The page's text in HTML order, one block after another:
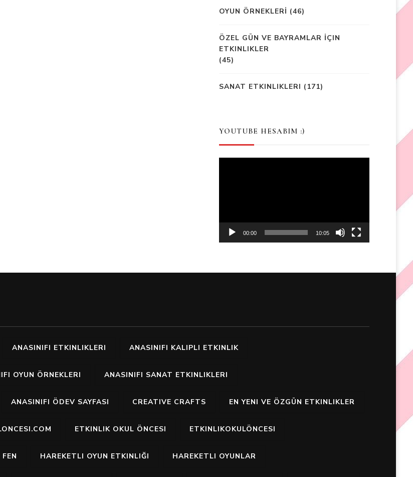
OYUN ÖRNEKLERİ (46)
ÖZEL GÜN VE BAYRAMLAR İÇIN
ETKINLIKLER
(45)
SANAT ETKINLIKLERI (171)
YOUTUBE HESABIM :)
00:00 10:05
ANASINIFI ETKINLIKLERI ANASINIFI KALIPLI ETKINLIK
OYUN ÖRNEKLERI ANASINIFI SANAT ETKINLIKLERI
ANASINIFI ÖDEV SAYFASI CREATIVE CRAFTS EN YENI VE ÖZGÜN ETKINLIKLER
ETKINLIK OKUL ÖNCESI ETKINLIKOKULÖNCESI
FEN HAREKETLI OYUN ETKINLIĞI HAREKETLI OYUNLAR